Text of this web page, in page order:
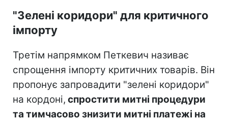
"Зелені коридори" для критичного
імпорту
Третім напрямком Петкевич називає
спрощення імпорту критичних товарів. Він
пропонує запровадити "зелені коридори"
на кордоні, спростити митні процедури
та тимчасово знизити митні платежі на